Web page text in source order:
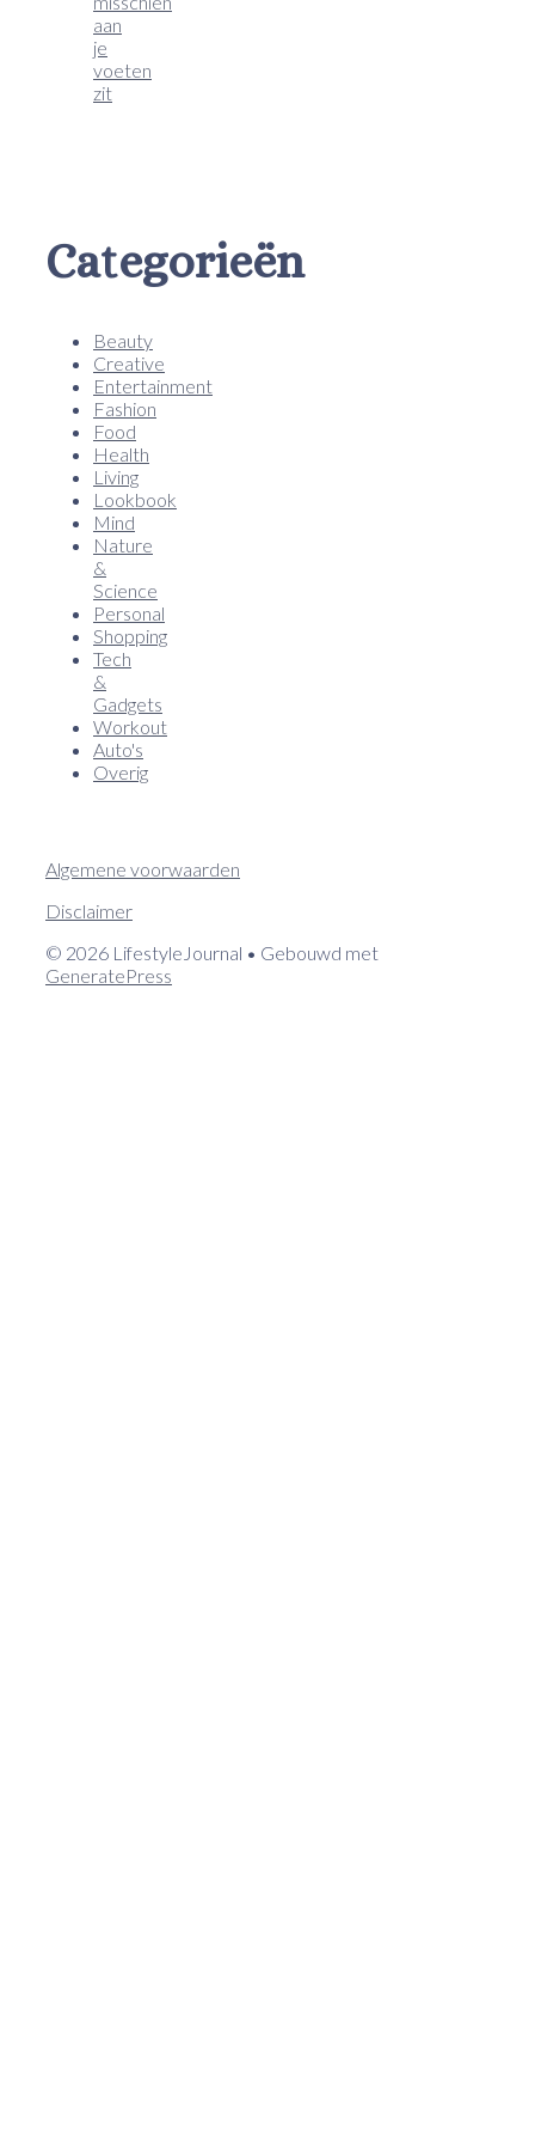
aan
je
voeten
zit
Categorieën
Beauty
Creative
Entertainment
Fashion
Food
Health
Living
Lookbook
Mind
Nature
&
Science
Personal
Shopping
Tech
&
Gadgets
Workout
Auto's
Overig
Algemene voorwaarden
Disclaimer
© 2026 LifestyleJournal • Gebouwd met
GeneratePress